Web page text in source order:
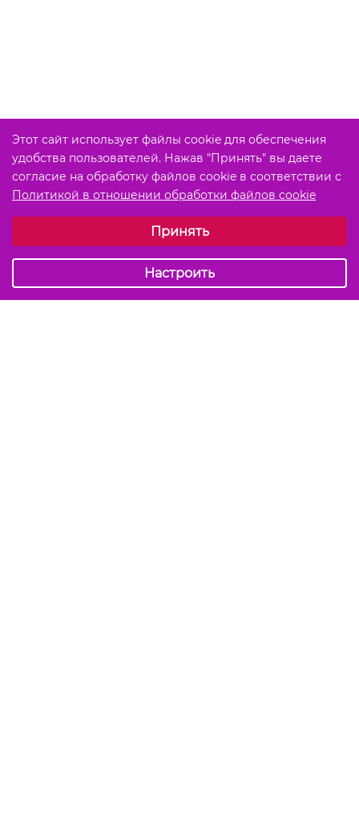
Этот сайт использует файлы cookie для обеспечения
удобства пользователей. Нажав "Принять" вы даете
согласие на обработку файлов cookie в соответствии с
Политикой в отношении обработки файлов cookie
Обязательные (технические)Принять
Настроить